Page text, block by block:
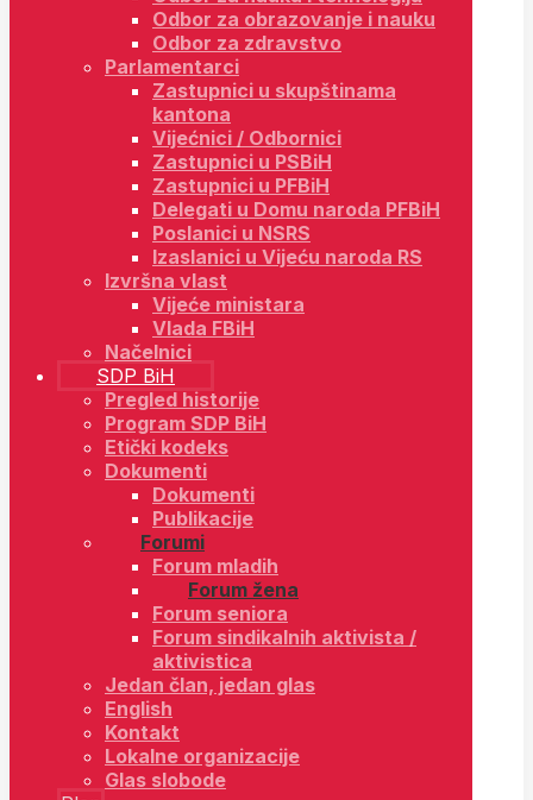
Odbor za obrazovanje i nauku
Odbor za zdravstvo
Parlamentarci
Zastupnici u skupštinama
kantona
Vijećnici / Odbornici
Zastupnici u PSBiH
Zastupnici u PFBiH
Delegati u Domu naroda PFBiH
Poslanici u NSRS
Izaslanici u Vijeću naroda RS
Izvršna vlast
Vijeće ministara
Vlada FBiH
Načelnici
SDP BiH
Pregled historije
Program SDP BiH
Etički kodeks
Dokumenti
Dokumenti
Publikacije
Forumi
Forum mladih
Forum žena
Forum seniora
Forum sindikalnih aktivista /
aktivistica
Jedan član, jedan glas
English
Kontakt
Lokalne organizacije
Glas slobode